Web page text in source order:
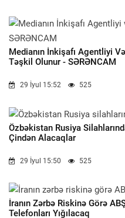
Medianın İnkişafı Agentliyi
Təşkil Olunur - SƏRƏNCAM
29 İyul 15:52 525
Özbəkistan Rusiya
Çindən Alacaqlar
29 İyul 15:50 525
İranın Zərbə Riskinə Görə
Telefonları Yığılacaq